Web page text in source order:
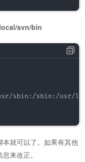
svn/bin
sbin:/sbin:/usr/
就可以了。如果有其他
来改正。